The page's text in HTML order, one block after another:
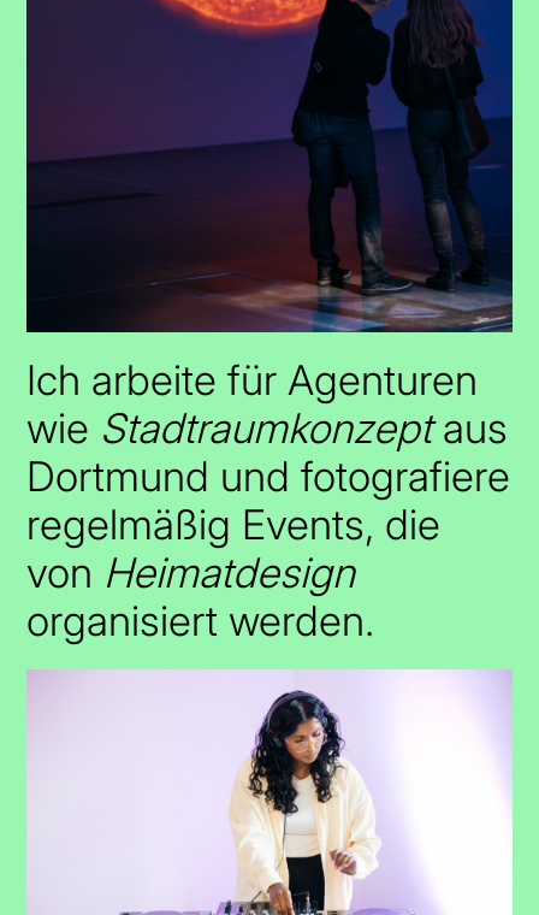
Ich arbeite für Agenturen
wie Stadtraumkonzeptaus
Dortmund und fotografiere
regelmäßig Events, die
von Heimatdesign
organisiert werden.